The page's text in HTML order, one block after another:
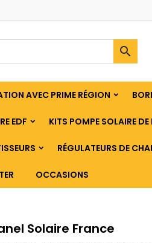

AVEC PRIME RÉGION
EDF KITS POMPE SOLAIRE
RÉGULATEURS DE
OCCASIONS
Solaire France